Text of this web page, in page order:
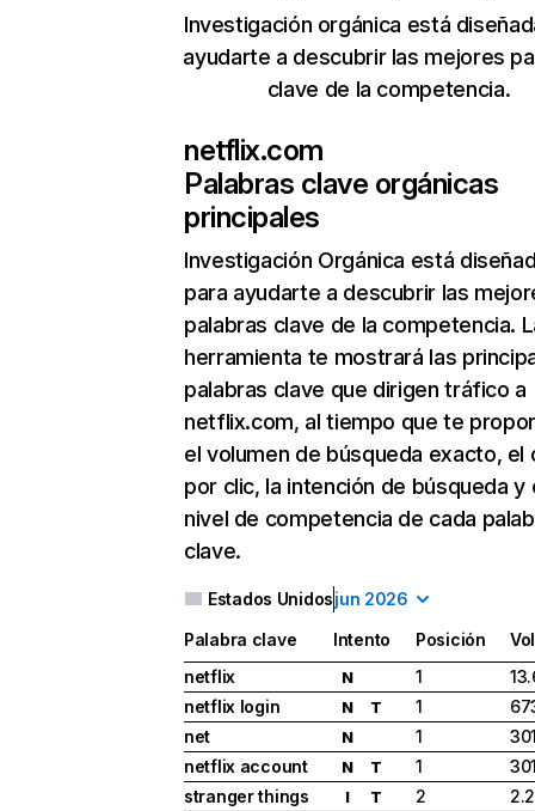
Investigación orgánica está
ayudarte a descubrir las mejores
clave de la competencia.
netflix.com
Palabras clave orgánicas
principales
Investigación Orgánica está
para ayudarte a descubrir las
palabras clave de la competencia.
herramienta te mostrará las
palabras clave que dirigen tráfico a
netflix.com, al tiempo que te
el volumen de búsqueda exacto, el
por clic, la intención de búsqueda y
nivel de competencia de cada
clave.
Estados Unidosjun 2026
Palabra clave Intento Posición
netflix
N 1
netflix login
N T 1
net
N 1
netflix account
N T 1
stranger things
I T 2